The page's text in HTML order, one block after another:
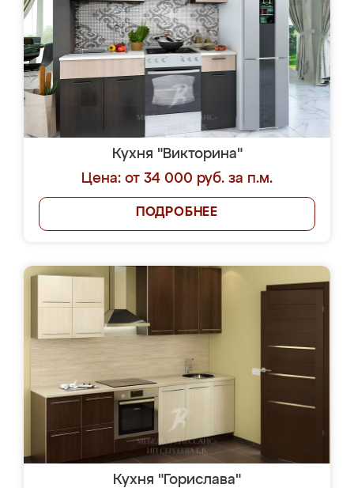
Кухня "Викторина"
Цена: от 34 000 руб. за п.м.
ПОДРОБНЕЕ
Кухня "Горислава"